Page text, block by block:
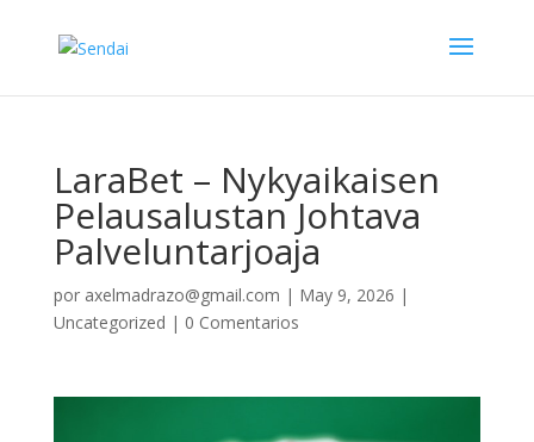
LaraBet – Nykyaikaisen
Pelausalustan Johtava
Palveluntarjoaja
por axelmadrazo@gmail.com | May 9, 2026 |
Uncategorized | 0 Comentarios